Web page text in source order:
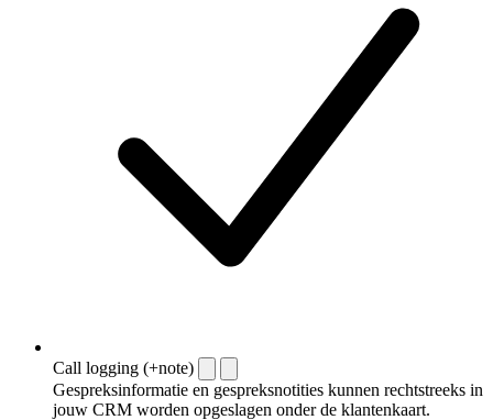
Call logging (+note)
Gespreksinformatie en gespreksnotities kunnen rechtstreeks in
jouw CRM worden opgeslagen onder de klantenkaart.